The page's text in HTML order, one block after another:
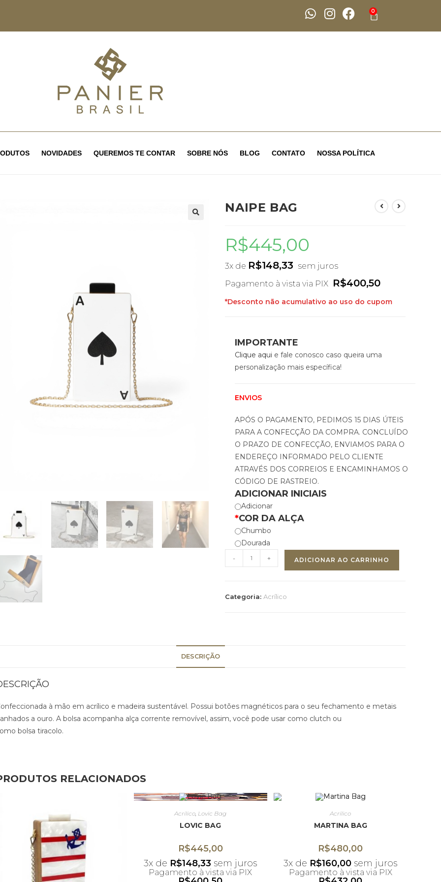
0
NOVIDADES QUEREMOS TE CONTAR SOBRE NÓS BLOG CONTATO NOSSA POLÍTICA
NAIPE BAG
R$445,00
3x de R$148,33 sem juros
Pagamento à vista via PIX R$400,50
*Desconto não acumulativo ao uso do cupom
IMPORTANTE
Clique aqui e fale conosco caso queira uma
personalização mais específica!
ENVIOS
APÓS O PAGAMENTO, PEDIMOS 15 DIAS ÚTEIS
PARA A CONFECÇÃO DA COMPRA. CONCLUÍDO
O PRAZO DE CONFECÇÃO, ENVIAMOS PARA O
ENDEREÇO INFORMADO PELO CLIENTE
ATRAVÉS DOS CORREIOS E ENCAMINHAMOS O
CÓDIGO DE RASTREIO.
ADICIONAR INICIAIS
Adicionar
*COR DA ALÇA
Chumbo
Dourada
- + ADICIONAR AO CARRINHO
Categoria: Acrílico
DESCRIÇÃO
à mão em acrílico e madeira sustentável. Possui botões magnéticos para o seu fechamento e metais
a ouro. A bolsa acompanha alça corrente removível, assim, você pode usar como clutch ou
bolsa tiracolo.
RELACIONADOS
Acrílico Lovic Bag
LOVIC BAG
R$445,00
3x de R$148,33 sem juros
Pagamento à vista via PIX
Acrílico
MARTINA BAG
R$480,00
3x de R$160,00 sem juros
Pagamento à vista via PIX